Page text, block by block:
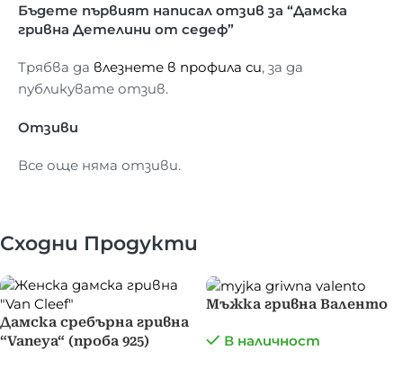
Отзиви
Все още няма отзиви.
Бъдете първият написал отзив за “Дамска
гривна Детелини от седеф”
Трябва да влезнете в профила си, за да
публикувате отзив.
Сходни Продукти
Дамска сребърна гривна
“Vaneya“ (проба 925)
Мъжка гривна Валенто
В наличност